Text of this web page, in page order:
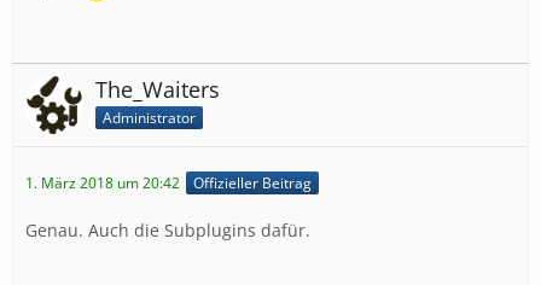
The_Waiters
Administrator
1. März 2018 um 20:42 Offizieller Beitrag
Genau. Auch die Subplugins dafür.